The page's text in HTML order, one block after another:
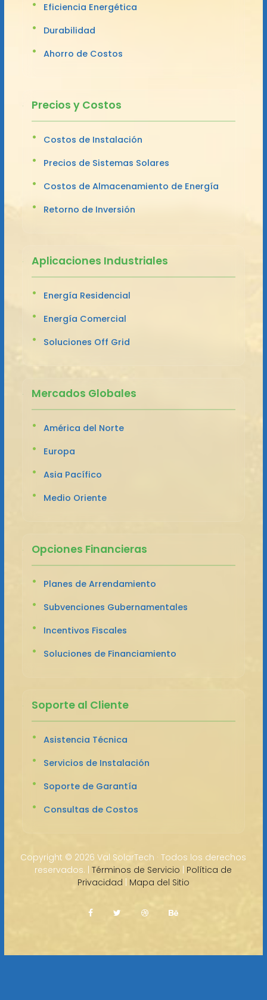
Eficiencia Energética
Durabilidad
Ahorro de Costos
Precios y Costos
Costos de Instalación
Precios de Sistemas Solares
Costos de Almacenamiento de Energía
Retorno de Inversión
Aplicaciones Industriales
Energía Residencial
Energía Comercial
Soluciones Off Grid
Mercados Globales
América del Norte
Europa
Asia Pacífico
Medio Oriente
Opciones Financieras
Planes de Arrendamiento
Subvenciones Gubernamentales
Incentivos Fiscales
Soluciones de Financiamiento
Soporte al Cliente
Asistencia Técnica
Servicios de Instalación
Soporte de Garantía
Consultas de Costos
Copyright © 2026 Val SolarTech · Todos los derechos
reservados. |Términos de Servicio | Política de
Privacidad | Mapa del Sitio